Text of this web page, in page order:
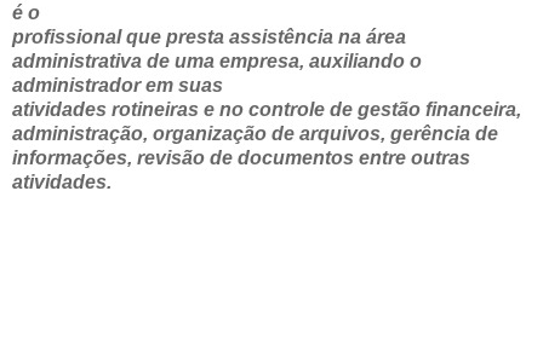
é o
profissional que presta assistência na área
administrativa de uma empresa, auxiliando o
administrador em suas
atividades rotineiras e no controle de gestão financeira,
administração, organização de arquivos, gerência de
informações, revisão de documentos entre outras
atividades.